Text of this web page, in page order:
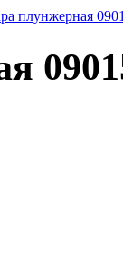
плунжерная